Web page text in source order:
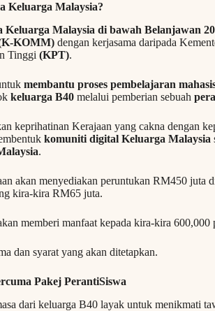
Keluarga Malaysia?
Keluarga Malaysia di bawah Belanjawan
KOMM) dengan kerjasama daripada
Tinggi (KPT).
membantu proses pembelajaran
keluarga B40 melalui pemberian sebuah
keprihatinan Kerajaan yang cakna dengan
komuniti digital Keluarga Malaysia
.
akan menyediakan peruntukan RM450 juta
kira-kira RM65 juta.
memberi manfaat kepada kira-kira 600,000
dan syarat yang akan ditetapkan.
Pakej PerantiSiswa
dari keluarga B40 layak untuk menikmati